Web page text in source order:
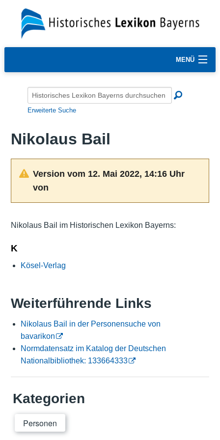
MENÜ
Erweiterte Suche
Nikolaus Bail
Version vom 12. Mai 2022, 14:16 Uhr
von
Nikolaus Bail im Historischen Lexikon Bayerns:
K
Kösel-Verlag
Weiterführende Links
Nikolaus Bail in der Personensuche von
bavarikon
Normdatensatz im Katalog der Deutschen
Nationalbibliothek: 133664333
Kategorien
Personen